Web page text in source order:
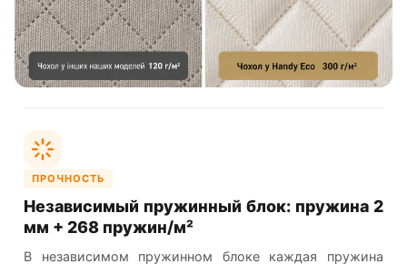
ПРОЧНОСТЬ
Независимый пружинный блок: пружина 2
мм + 268 пружин/м²
В независимом пружинном блоке каждая пружина